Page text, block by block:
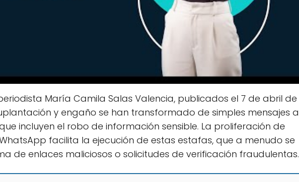
María Camila Salas Valencia, publicados el 7 de abril de
y engaño se han transformado de simples mensajes a
incluyen el robo de información sensible. La proliferación de
facilita la ejecución de estas estafas, que a menudo se
de enlaces maliciosos o solicitudes de verificación fraudulentas.